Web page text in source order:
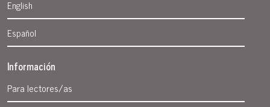
English
Español
Información
Para lectores/as